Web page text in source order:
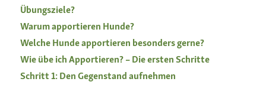
Übungsziele?
Warum apportieren Hunde?
Welche Hunde apportieren besonders gerne?
Wie übe ich Apportieren? – Die ersten Schritte
Schritt 1: Den Gegenstand aufnehmen